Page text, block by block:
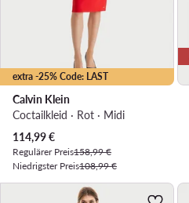
extra -25% Code: LAST
Calvin Klein
Coctailkleid · Rot · Midi
Aktueller Preis
114,99€
Regulärer Preis158,99 €
Niedrigster Preis108,99 €